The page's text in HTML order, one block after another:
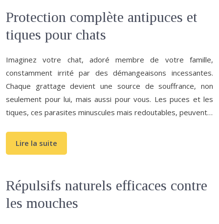
Protection complète antipuces et
tiques pour chats
Imaginez votre chat, adoré membre de votre famille,
constamment irrité par des démangeaisons incessantes.
Chaque grattage devient une source de souffrance, non
seulement pour lui, mais aussi pour vous. Les puces et les
tiques, ces parasites minuscules mais redoutables, peuvent…
Lire la suite
Répulsifs naturels efficaces contre
les mouches